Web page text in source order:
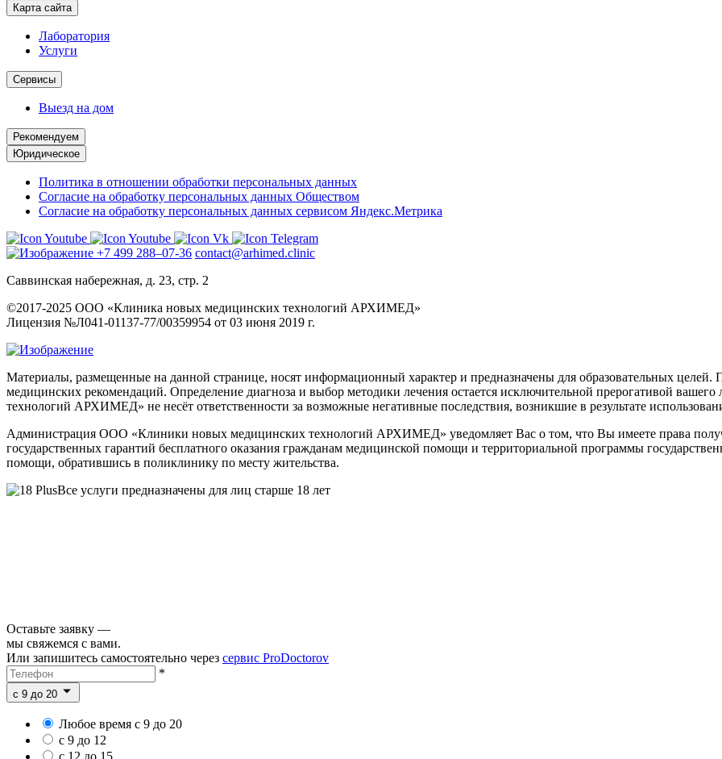
Карта сайта
Лаборатория
Услуги
Сервисы
Выезд на дом
Рекомендуем
Юридическое
Политика в отношении обработки персональных данных
Согласие на обработку персональных данных Обществом
Согласие на обработку персональных данных сервисом Яндекс.Метрика
+7 499 288–07-36 contact@arhimed.clinic
Саввинская набережная, д. 23, стр. 2
©2017-2025 ООО «Клиника новых медицинских технологий АРХИМЕД»
Лицензия №Л041-01137-77/00359954 от 03 июня 2019 г.
Материалы, размещенные на данной странице, носят информационный характер и предназначены для образовательных целей.
медицинских рекомендаций. Определение диагноза и выбор методики лечения остается исключительной прерогативой
технологий АРХИМЕД» не несёт ответственности за возможные негативные последствия, возникшие в результате
Администрация ООО «Клиники новых медицинских технологий АРХИМЕД» уведомляет Вас о том, что Вы имеете права
государственных гарантий бесплатного оказания гражданам медицинской помощи и территориальной программы
помощи, обратившись в поликлинику по месту жительства.
Все услуги предназначены для лиц старше 18 лет
Оставьте заявку —
мы свяжемся с вами.
Или запишитесь самостоятельно через сервис ProDoctorov
*
c 9 до 20
Любое время с 9 до 20
с 9 до 12